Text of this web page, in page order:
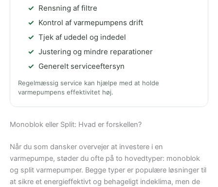
Rensning af filtre
Kontrol af varmepumpens drift
Tjek af udedel og indedel
Justering og mindre reparationer
Generelt serviceeftersyn
Regelmæssig service kan hjælpe med at holde
varmepumpens effektivitet høj.
Monoblok eller Split: Hvad er forskellen?
Når du som dansker overvejer at investere i en
varmepumpe, støder du ofte på to hovedtyper: monoblok
og split varmepumper. Begge typer er populære løsninger til
at sikre et energieffektivt og behageligt indeklima, men de